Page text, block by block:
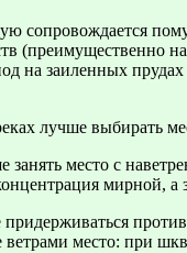
сопровождается
(преимущественно
на заиленных
лучше выбирать
занять место с
мирной,
место: при